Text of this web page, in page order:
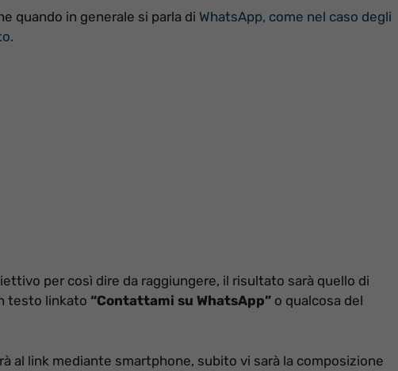
quando in generale si parla di WhatsApp, come nel caso degli
per così dire da raggiungere, il risultato sarà quello di
testo linkato “Contattami su WhatsApp” o qualcosa del
al link mediante smartphone, subito vi sarà la composizione